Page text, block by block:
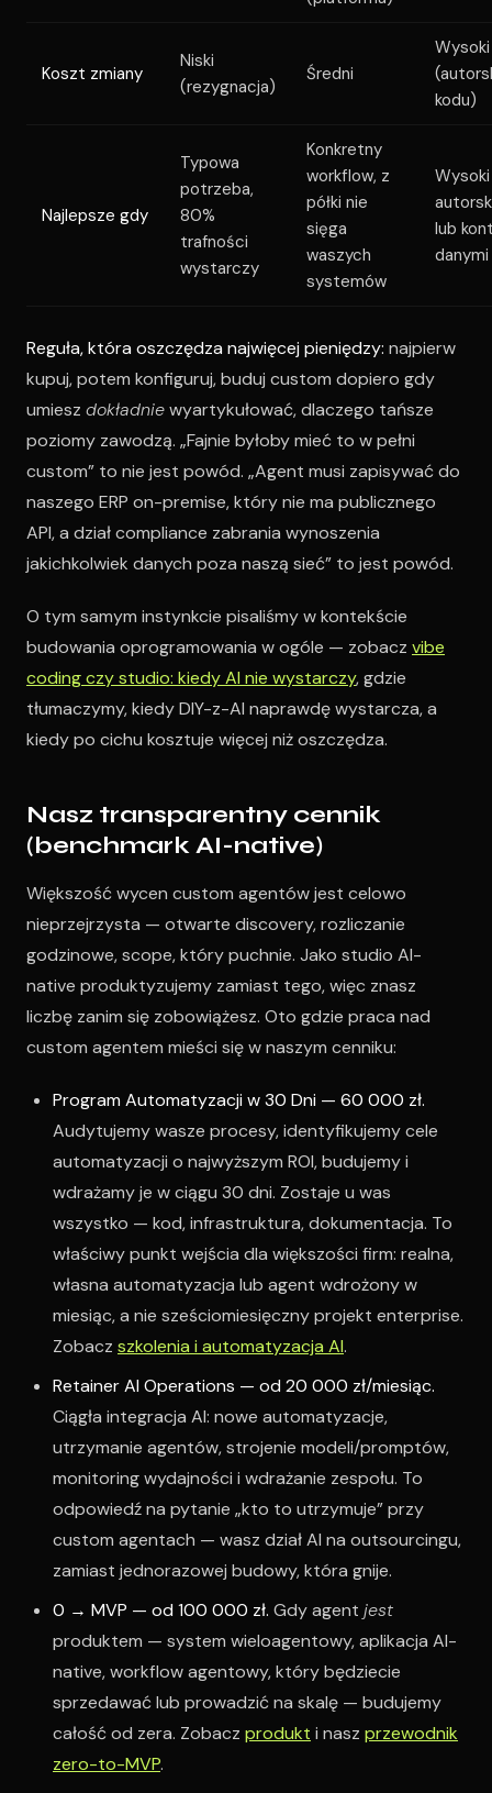
Koszt zmiany
Niski
(rezygnacja)
Średni
Wysoki
kodu)
Najlepsze gdy
Typowa
potrzeba,
80%
trafności
wystarczy
Konkretny
workflow, z
półki nie
sięga
waszych
systemów
lub
danymi
Reguła, która oszczędza najwięcej pieniędzy: najpierw
kupuj, potem konfiguruj, buduj custom dopiero gdy
umiesz dokładniewyartykułować, dlaczego tańsze
poziomy zawodzą. „Fajnie byłoby mieć to w pełni
custom” to nie jest powód. „Agent musi zapisywać do
naszego ERP on-premise, który nie ma publicznego
API, a dział compliance zabrania wynoszenia
jakichkolwiek danych poza naszą sieć” to jest powód.
O tym samym instynkcie pisaliśmy w kontekście
budowania oprogramowania w ogóle — zobacz vibe
coding czy studio: kiedy AI nie wystarczy, gdzie
tłumaczymy, kiedy DIY-z-AI naprawdę wystarcza, a
kiedy po cichu kosztuje więcej niż oszczędza.
Nasz transparentny cennik
(benchmark AI-native)
Większość wycen custom agentów jest celowo
nieprzejrzysta — otwarte discovery, rozliczanie
godzinowe, scope, który puchnie. Jako studio AI-
native produktyzujemy zamiast tego, więc znasz
liczbę zanim się zobowiążesz. Oto gdzie praca nad
custom agentem mieści się w naszym cenniku:
Program Automatyzacji w 30 Dni — 60 000 zł.
Audytujemy wasze procesy, identyfikujemy cele
automatyzacji o najwyższym ROI, budujemy i
wdrażamy je w ciągu 30 dni. Zostaje u was
wszystko — kod, infrastruktura, dokumentacja. To
właściwy punkt wejścia dla większości firm: realna,
własna automatyzacja lub agent wdrożony w
miesiąc, a nie sześciomiesięczny projekt enterprise.
Zobacz szkolenia i automatyzacja AI.
Retainer AI Operations — od 20 000 zł/miesiąc.
Ciągła integracja AI: nowe automatyzacje,
utrzymanie agentów, strojenie modeli/promptów,
monitoring wydajności i wdrażanie zespołu. To
odpowiedź na pytanie „kto to utrzymuje” przy
custom agentach — wasz dział AI na outsourcingu,
zamiast jednorazowej budowy, która gnije.
0 → MVP — od 100 000 zł. Gdy agent jest
produktem — system wieloagentowy, aplikacja AI-
native, workflow agentowy, który będziecie
sprzedawać lub prowadzić na skalę — budujemy
całość od zera. Zobacz produkt i nasz przewodnik
zero-to-MVP.